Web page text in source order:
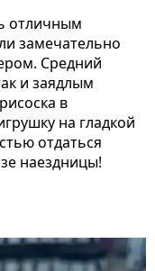
отличным
замечательно
Средний
и заядлым
в
на гладкой
отдаться
наездницы!